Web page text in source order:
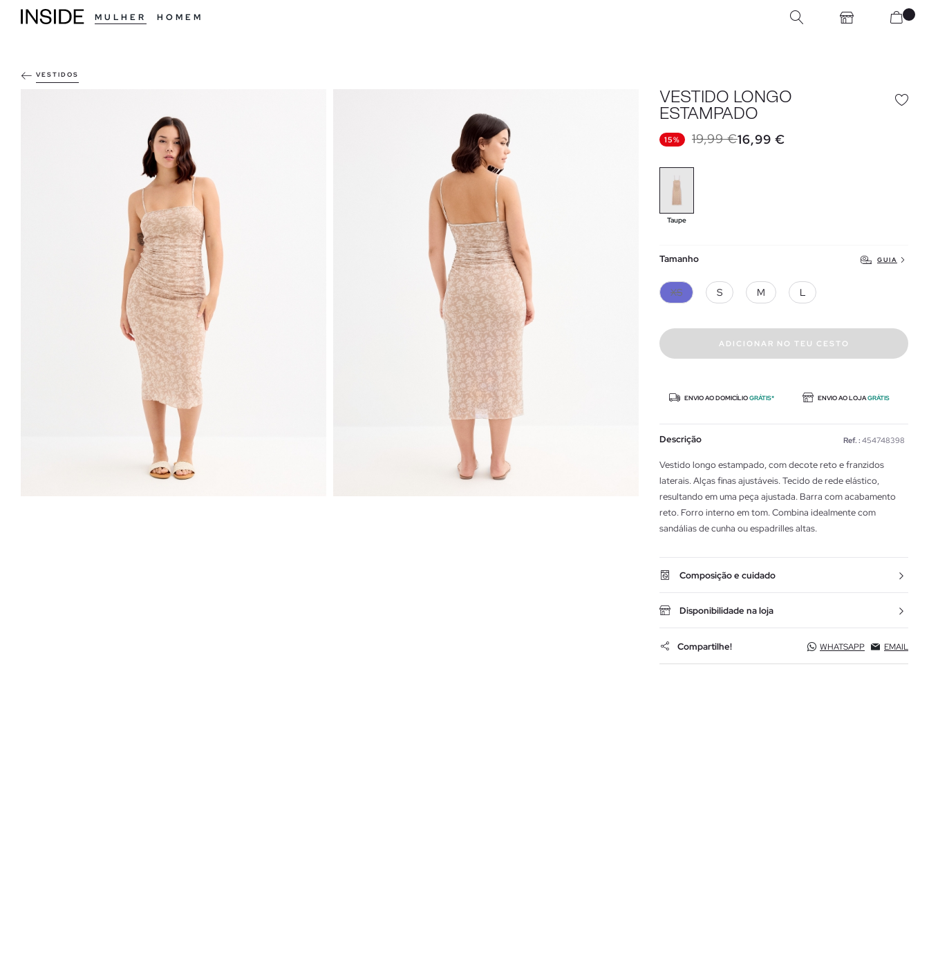
MULHER HOMEM
VESTIDOS
VESTIDO LONGO
ESTAMPADO
15% 19,99 €16,99 €
Taupe
Tamanho GUIA
XS S M L
ADICIONAR NO TEU CESTO
ENVIO AO DOMICÍLIOGRÁTIS* ENVIO AO LOJAGRÁTIS
Descrição Ref. : 454748398
Vestido longo estampado, com decote reto e franzidos
laterais. Alças finas ajustáveis. Tecido de rede elástico,
resultando em uma peça ajustada. Barra com acabamento
reto. Forro interno em tom. Combina idealmente com
sandálias de cunha ou espadrilles altas.
Composição e cuidado
Disponibilidade na loja
Compartilhe! WHATSAPP EMAIL